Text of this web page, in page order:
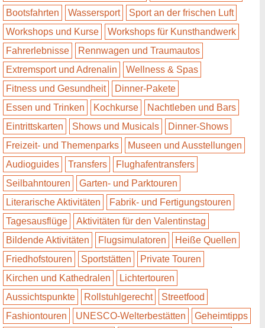
Bootsfahrten
Wassersport
Sport an der frischen Luft
Workshops und Kurse
Workshops für Kunsthandwerk
Fahrerlebnisse
Rennwagen und Traumautos
Extremsport und Adrenalin
Wellness & Spas
Fitness und Gesundheit
Dinner-Pakete
Essen und Trinken
Kochkurse
Nachtleben und Bars
Eintrittskarten
Shows und Musicals
Dinner-Shows
Freizeit- und Themenparks
Museen und Ausstellungen
Audioguides
Transfers
Flughafentransfers
Seilbahntouren
Garten- und Parktouren
Literarische Aktivitäten
Fabrik- und Fertigungstouren
Tagesausflüge
Aktivitäten für den Valentinstag
Bildende Aktivitäten
Flugsimulatoren
Heiße Quellen
Friedhofstouren
Sportstätten
Private Touren
Kirchen und Kathedralen
Lichtertouren
Aussichtspunkte
Rollstuhlgerecht
Streetfood
Fashiontouren
UNESCO-Welterbestätten
Geheimtipps